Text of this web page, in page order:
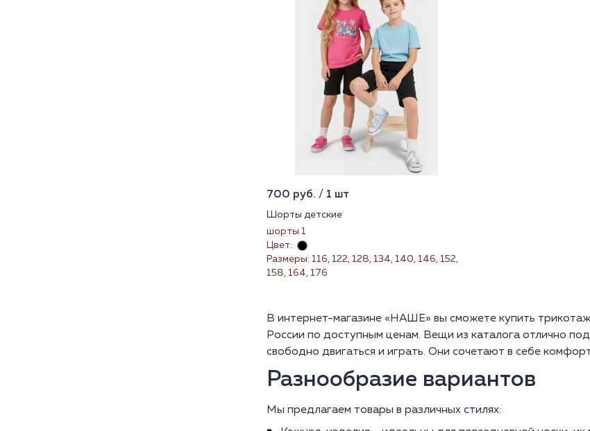
700 руб. / 1 шт
Шорты детские
шорты 1
Цвет:
Размеры: 116, 122, 128, 134, 140, 146, 152,
158, 164, 176
В интернет-магазине «НАШЕ» вы сможете купить
России по доступным ценам. Вещи из каталога отлично
свободно двигаться и играть. Они сочетают в себе
Разнообразие вариантов
Мы предлагаем товары в различных стилях: